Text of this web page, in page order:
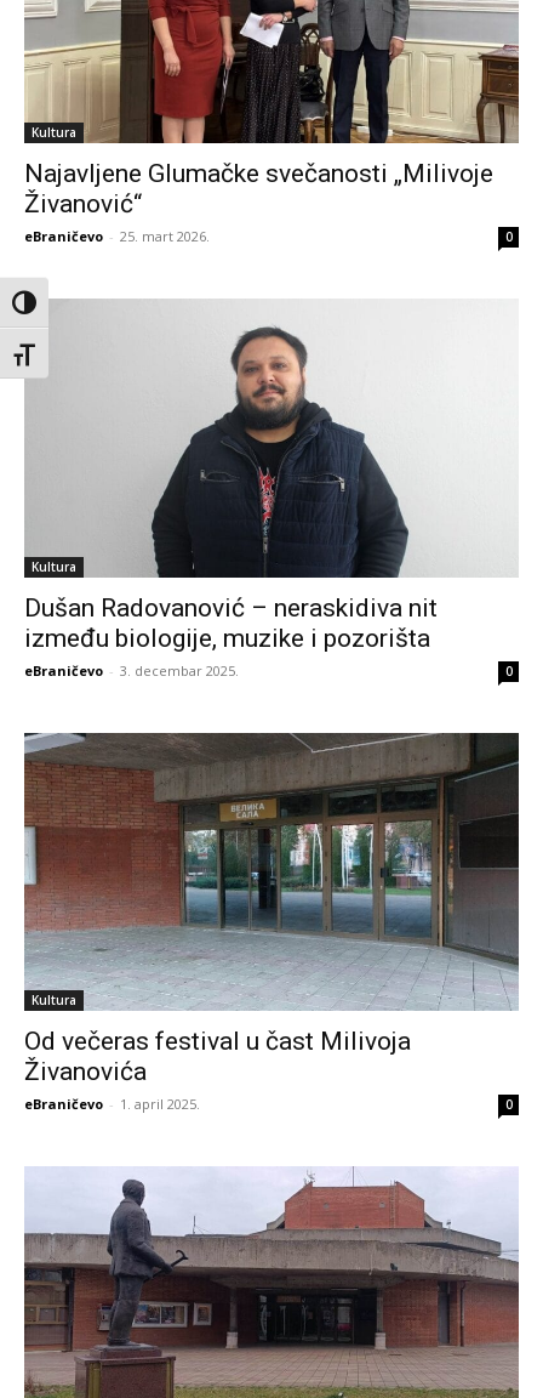
Toggle High Contrast
Toggle Font size
Kultura
Najavljene Glumačke svečanosti „Milivoje
Živanović“
eBraničevo - 25. mart 2026. 0
Kultura
Dušan Radovanović – neraskidiva nit
između biologije, muzike i pozorišta
eBraničevo - 3. decembar 2025. 0
Kultura
Od večeras festival u čast Milivoja
Živanovića
eBraničevo - 1. april 2025. 0